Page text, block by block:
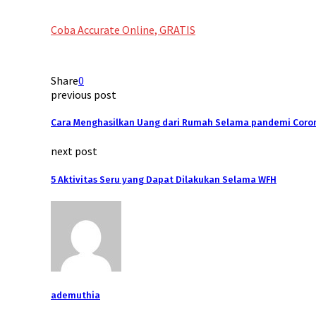
Coba Accurate Online, GRATIS
Share0
previous post
Cara Menghasilkan Uang dari Rumah Selama pandemi
next post
5 Aktivitas Seru yang Dapat Dilakukan Selama WFH
ademuthia